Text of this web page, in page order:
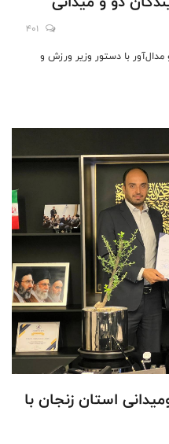
401
با دستور وزیر ورزش و
استان زنجان با